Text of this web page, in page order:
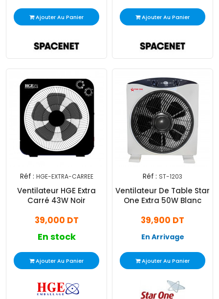
Ajouter Au Panier Ajouter Au Panier
Réf : HGE-EXTRA-CARREE
Ventilateur HGE Extra
Carré 43W Noir
39,000 DT
En stock
Ajouter Au Panier
Réf : ST-1203
Ventilateur De Table Star
One Extra 50W Blanc
39,900 DT
En Arrivage
Ajouter Au Panier